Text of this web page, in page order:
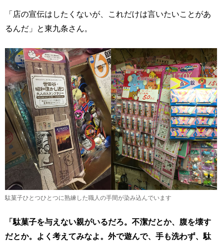
「店の宣伝はしたくないが、これだけは言いたいことがあ
るんだ」と東九条さん。
駄菓子ひとつひとつに熟練した職人の手間が染み込んでいます
「駄菓子を与えない親がいるだろ。不潔だとか、腹を壊す
だとか。よく考えてみなよ。外で遊んで、手も洗わず、駄